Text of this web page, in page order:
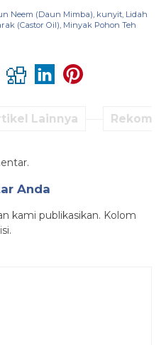
Neem (Daun Mimba), kunyit, Lidah
(Castor Oil), Minyak Pohon Teh
Lainnya
Anda
kami publikasikan. Kolom